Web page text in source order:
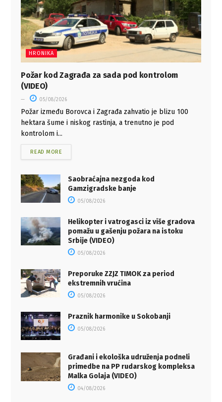
HRONIKA
Požar kod Zagrađa za sada pod kontrolom
(VIDEO)
05/08/2026
Požar između Borovca i Zagrađa zahvatio je blizu 100
hektara šume i niskog rastinja, a trenutno je pod
kontrolom i...
READ MORE
Saobraćajna nezgoda kod
Gamzigradske banje
05/08/2026
Helikopter i vatrogasci iz više gradova
pomažu u gašenju požara na istoku
Srbije (VIDEO)
05/08/2026
Preporuke ZZJZ TIMOK za period
ekstremnih vrućina
05/08/2026
Praznik harmonike u Sokobanji
05/08/2026
Građani i ekološka udruženja podneli
primedbe na PP rudarskog kompleksa
Malka Golaja (VIDEO)
04/08/2026